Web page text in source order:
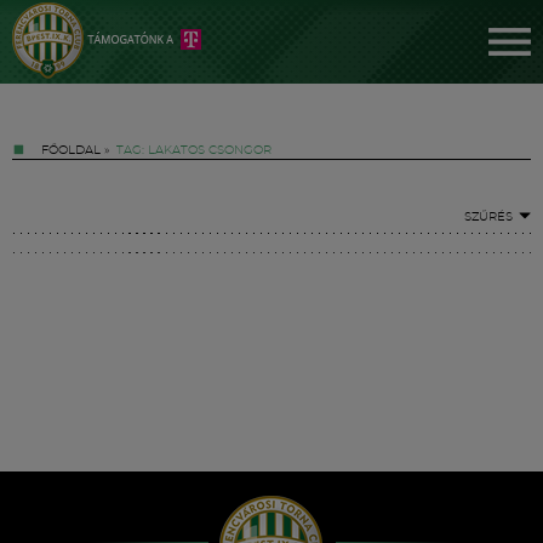
FŐOLDAL » TAG: LAKATOS CSONGOR
SZŰRÉS
Hírek